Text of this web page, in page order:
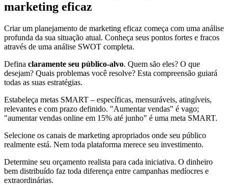
marketing eficaz
Criar um planejamento de marketing eficaz começa com uma análise
profunda da sua situação atual. Conheça seus pontos fortes e fracos
através de uma análise SWOT completa.
Defina claramente seu público-alvo. Quem são eles? O que
desejam? Quais problemas você resolve? Esta compreensão guiará
todas as suas estratégias.
Estabeleça metas SMART – específicas, mensuráveis, atingíveis,
relevantes e com prazo definido. "Aumentar vendas" é vago;
"aumentar vendas online em 15% até junho" é uma meta SMART.
Selecione os canais de marketing apropriados onde seu público
realmente está. Nem toda plataforma merece seu investimento.
Determine seu orçamento realista para cada iniciativa. O dinheiro
bem distribuído faz toda diferença entre campanhas medíocres e
extraordinárias.